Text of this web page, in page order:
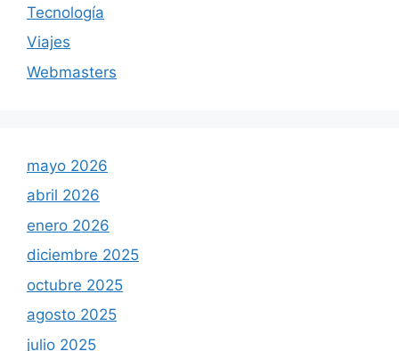
Tecnología
Viajes
Webmasters
mayo 2026
abril 2026
enero 2026
diciembre 2025
octubre 2025
agosto 2025
julio 2025